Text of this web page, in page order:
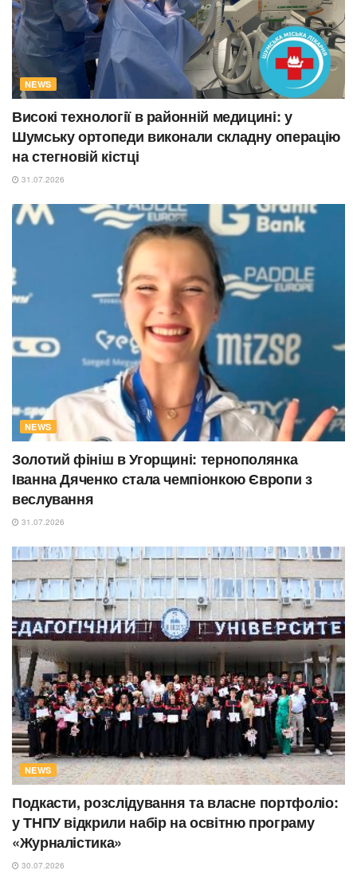
NEWS
Високі технології в районній медицині: у
Шумську ортопеди виконали складну операцію
на стегновій кістці
31.07.2026
NEWS
Золотий фініш в Угорщині: тернополянка
Іванна Дяченко стала чемпіонкою Європи з
веслування
31.07.2026
NEWS
Подкасти, розслідування та власне портфоліо:
у ТНПУ відкрили набір на освітню програму
«Журналістика»
30.07.2026